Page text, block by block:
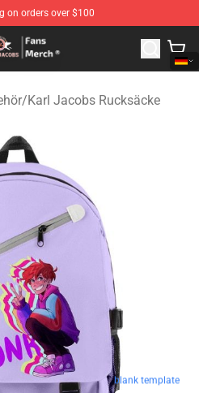
on orders over $100
Karl Jacobs Merchandise
/Karl Jacobs Rucksäcke
blank template